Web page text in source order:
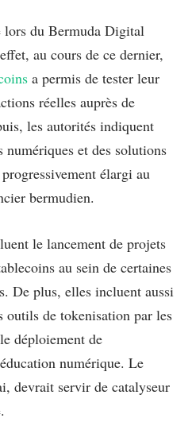
lors du Bermuda Digital
au cours de ce dernier,
a permis de tester leur
réelles auprès de
les autorités indiquent
numériques et des solutions
élargi au
bermudien.
le lancement de projets
au sein de certaines
De plus, elles incluent aussi
outils de tokenisation par les
déploiement de
numérique. Le
devrait servir de catalyseur